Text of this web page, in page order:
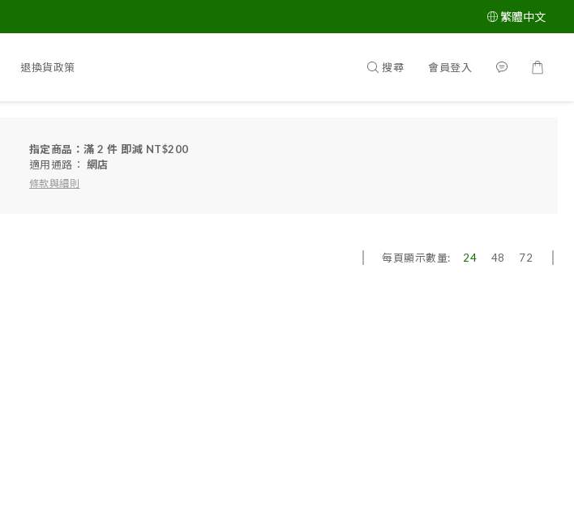
繁體中文
退換貨政策 搜尋 會員登入
指定商品：滿 2 件 即減 NT$200
適用通路： 網店
條款與細則
每頁顯示數量: 24 48 72